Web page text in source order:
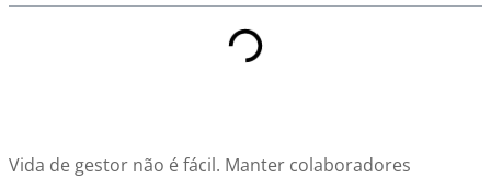
Vida de gestor não é fácil. Manter colaboradores